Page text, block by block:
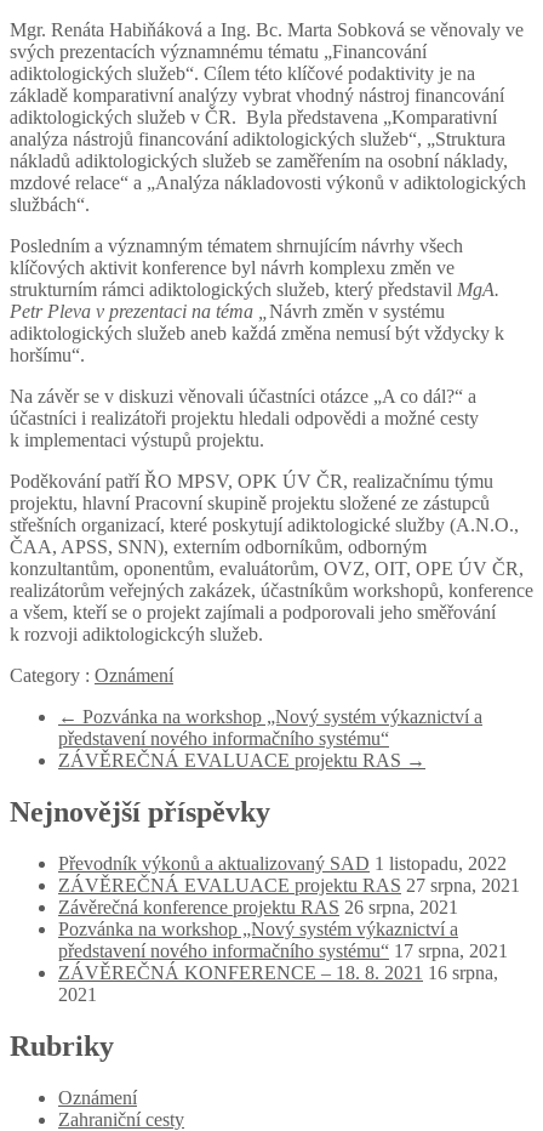
Mgr. Renáta Habiňáková a Ing. Bc. Marta Sobková se věnovaly ve
svých prezentacích významnému tématu „Financování
adiktologických služeb“. Cílem této klíčové podaktivity je na
základě komparativní analýzy vybrat vhodný nástroj financování
adiktologických služeb v ČR. Byla představena „Komparativní
analýza nástrojů financování adiktologických služeb“, „Struktura
nákladů adiktologických služeb se zaměřením na osobní náklady,
mzdové relace“ a „Analýza nákladovosti výkonů v adiktologických
službách“.
Posledním a významným tématem shrnujícím návrhy všech
klíčových aktivit konference byl návrh komplexu změn ve
strukturním rámci adiktologických služeb, který představil MgA.
Petr Pleva v prezentaci na téma „ Návrh změn v systému
adiktologických služeb aneb každá změna nemusí být vždycky k
horšímu“.
Na závěr se v diskuzi věnovali účastníci otázce „A co dál?“ a
účastníci i realizátoři projektu hledali odpovědi a možné cesty
k implementaci výstupů projektu.
Poděkování patří ŘO MPSV, OPK ÚV ČR, realizačnímu týmu
projektu, hlavní Pracovní skupině projektu složené ze zástupců
střešních organizací, které poskytují adiktologické služby (A.N.O.,
ČAA, APSS, SNN), externím odborníkům, odborným
konzultantům, oponentům, evaluátorům, OVZ, OIT, OPE ÚV ČR,
realizátorům veřejných zakázek, účastníkům workshopů, konference
a všem, kteří se o projekt zajímali a podporovali jeho směřování
k rozvoji adiktologickcýh služeb.
Category : Oznámení
← Pozvánka na workshop „Nový systém výkaznictví a
představení nového informačního systému“
ZÁVĚREČNÁ EVALUACE projektu RAS →
Nejnovější příspěvky
Převodník výkonů a aktualizovaný SAD 1 listopadu, 2022
ZÁVĚREČNÁ EVALUACE projektu RAS 27 srpna, 2021
Závěrečná konference projektu RAS 26 srpna, 2021
Pozvánka na workshop „Nový systém výkaznictví a
představení nového informačního systému“ 17 srpna, 2021
ZÁVĚREČNÁ KONFERENCE – 18. 8. 2021 16 srpna,
2021
Rubriky
Oznámení
Zahraniční cesty